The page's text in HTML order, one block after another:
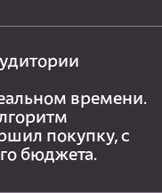
времени.
покупку, с
бюджета.